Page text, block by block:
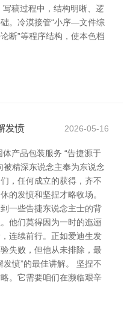
稿过程中，结构明晰、逻
。冷漠接管“小序—文件综
”等程序结构，使本色档
发愤 2026-05-16
产品包装服务 “告捷源于
被精深东说念主奉为东说念
，任何成立的获得，齐不
的发愤和坚捏才略收场。
一些告捷东说念主士的背
他们莫得因为一时的迤逦
连续前行。正如爱迪生发
失败，但他从未排除，最
愤”的最佳讲解。 坚捏不
。它需要咱们在濒临艰辛